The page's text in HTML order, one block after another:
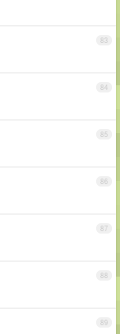
83
84
85
86
87
88
89